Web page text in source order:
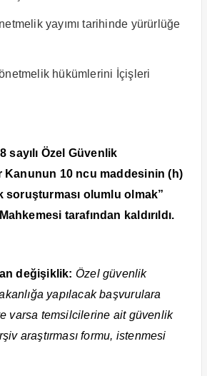
yayımı tarihinde yürürlüğe
hükümlerini İçişleri
sayılı Özel Güvenlik
Kanunun 10 ncu maddesinin (h)
soruşturması olumlu olmak”
tarafından kaldırıldı.
değişiklik: Özel güvenlik
yapılacak başvurulara
varsa temsilcilerine ait güvenlik
araştırması formu, istenmesi